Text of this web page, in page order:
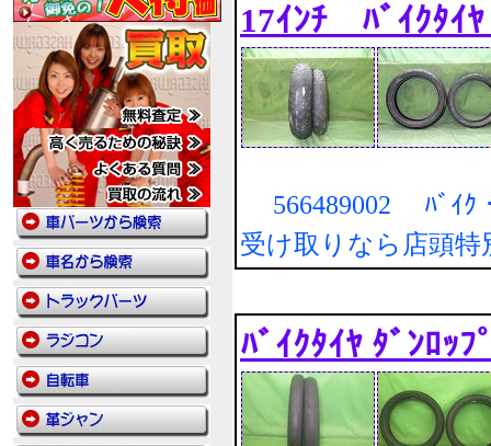
17ｲﾝﾁ ﾊﾞｲｸﾀｲ
566489002 ﾊﾞｲｸ
受け取りなら店頭特
ﾊﾞｲｸﾀｲﾔ ﾀﾞﾝﾛ